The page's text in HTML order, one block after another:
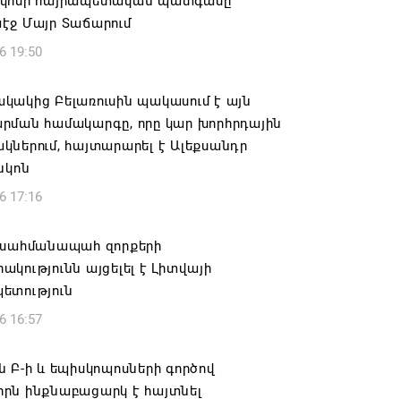
Մայր Տաճարում
19:50
Բելառուսին պակասում է այն
համակարգը, որը կար խորհրդային
հայտարարել է Ալեքսանդր
17:16
զորքերի
այցելել է Լիտվայի
16:57
Բ-ի և եպիսկոպոսների գործով
ինքնաբացարկ է հայտնել